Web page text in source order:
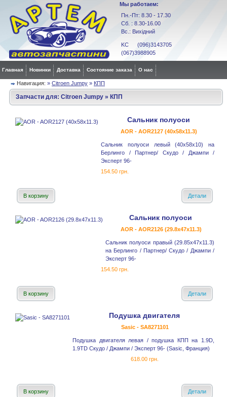
Мы работаем:
Пн.-Пт: 8.30 - 17.30
Сб. : 8.30-16.00
Вс.: Вихідний
KC (096)3143705
(067)3988905
Главная Новинки Доставка Состояние заказа О нас
Навигация: » Citroen Jumpy » КПП
Запчасти для: Citroen Jumpy » КПП
Сальник полуоси
AOR - AOR2127 (40x58x11.3)
Сальник полуоси левый (40x58x10) на
Берлинго / Партнер/ Скудо / Джампи /
Эксперт 96-
154.50 грн.
В корзину Детали
Сальник полуоси
AOR - AOR2126 (29.8x47x11.3)
Сальник полуоси правый (29.85x47x11.3)
на Берлинго / Партнер/ Скудо / Джампи /
Эксперт 96-
154.50 грн.
В корзину Детали
Подушка двигателя
Sasic - SA8271101
Подушка двигателя левая / подушка КПП на 1.9D,
1.9TD Скудо / Джампи / Эксперт 96- (Sasic, Франция)
618.00 грн.
В корзину Детали